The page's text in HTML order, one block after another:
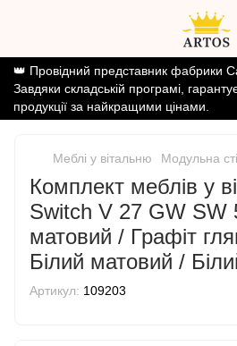
👑 Провідний представник фабрики
Завдяки складській програмі,
продукції за найкращими цінами.
Меблі у вітальню Модульна
Комплект меблів у
Switch V 27 GW SW
матовий / Графіт
Білий матовий /
Артикул: 109203